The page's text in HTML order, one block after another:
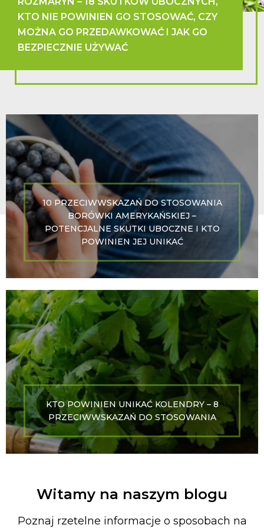
KTO NIE POWINIEN GO STOSOWAĆ, CZY
MOŻNA GO PRZEDAWKOWAĆ I JAK GO
BEZPIECZNIE UŻYWAĆ
10 PRZECIWWSKAZAŃ DO STOSOWANIA
BORÓWKI AMERYKAŃSKIEJ –
POTENCJALNE SKUTKI UBOCZNE I KTO
POWINIEN JEJ UNIKAĆ
KTO POWINIEN UNIKAĆ KOLENDRY – 8
PRZECIWWSKAZAŃ DO STOSOWANIA
Witamy na naszym blogu
Poznaj rzetelne informacje o sposobach na